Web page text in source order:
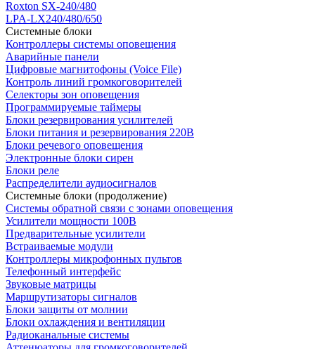
Roxton SX-240/480
LPA-LX240/480/650
Системные блоки
Контроллеры системы оповещения
Аварийные панели
Цифровые магнитофоны (Voice File)
Контроль линий громкоговорителей
Селекторы зон оповещения
Программируемые таймеры
Блоки резервирования усилителей
Блоки питания и резервирования 220В
Блоки речевого оповещения
Электронные блоки сирен
Блоки реле
Распределители аудиосигналов
Системные блоки (продолжение)
Системы обратной связи с зонами оповещения
Усилители мощности 100В
Предварительные усилители
Встраиваемые модули
Контроллеры микрофонных пультов
Телефонный интерфейс
Звуковые матрицы
Маршрутизаторы сигналов
Блоки защиты от молнии
Блоки охлаждения и вентиляции
Радиоканальные системы